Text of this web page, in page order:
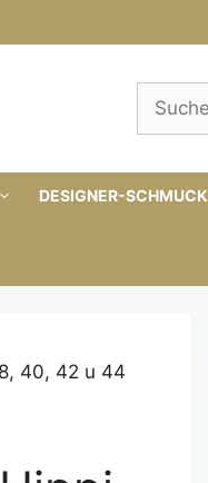
Suchen
nach:
DESIGNER-SCHMUCK
40, 42 u 44